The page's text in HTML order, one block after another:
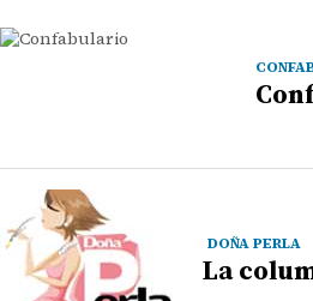
DOÑA PERLA
La